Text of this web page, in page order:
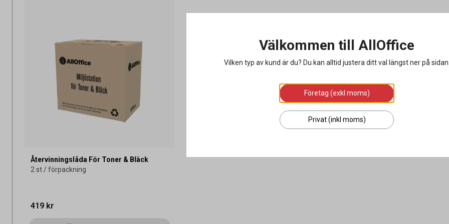
Återvinningslåda För Toner & Bläck
2 st / förpackning
419 kr
Välkommen till AllOffice
Vilken typ av kund är du? Du kan alltid justera ditt val längst ner på
Företag (exkl moms)
Privat (inkl moms)